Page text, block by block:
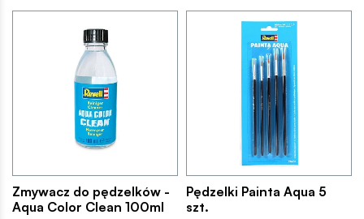
Zmywacz do pędzelków -
Aqua Color Clean 100ml
Pędzelki Painta Aqua 5
szt.